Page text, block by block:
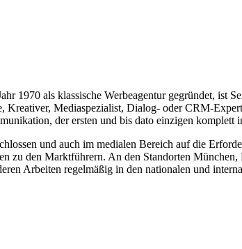
1970 als klassische Werbeagentur gegründet, ist
Mediaspezialist, Dialog- oder CRM-
der ersten und bis dato einzigen komplett
und auch im medialen Bereich auf die
zu den Marktführern. An den Standorten
Arbeiten regelmäßig in den nationalen und